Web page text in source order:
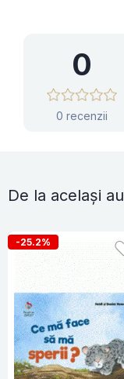
0
0 recenzii
De la același
-25.2%